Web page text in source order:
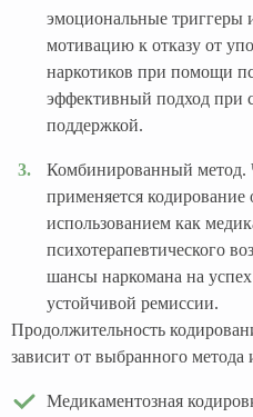
эмоциональные триггеры
мотивацию к отказу от
наркотиков при помощи
эффективный подход при
поддержкой.
Комбинированный метод.
применяется кодирование
использованием как
психотерапевтического
шансы наркомана на
устойчивой ремиссии.
Продолжительность
зависит от выбранного метода
Медикаментозная